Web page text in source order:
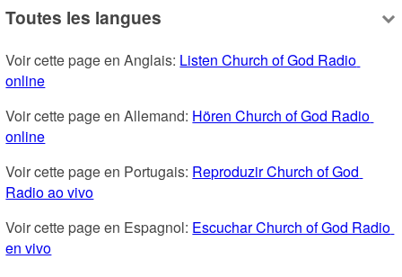
Toutes les langues
Voir cette page en Anglais: Listen Church of God Radio
online
Voir cette page en Allemand: Hören Church of God Radio
online
Voir cette page en Portugais: Reproduzir Church of God
Radio ao vivo
Voir cette page en Espagnol: Escuchar Church of God Radio
en vivo